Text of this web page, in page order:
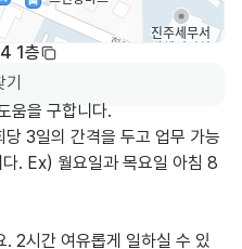
1층
움을 구합니다.
3일의 간격을 두고 업무 가능
. Ex) 월요일과 목요일 아침 8
2시간 여유롭게 일하실 수 있